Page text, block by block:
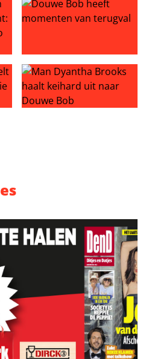
niet verkocht:
Douwe Bob heeft